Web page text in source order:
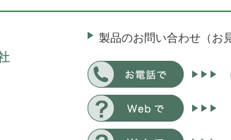
製品のお問い合わせ（お